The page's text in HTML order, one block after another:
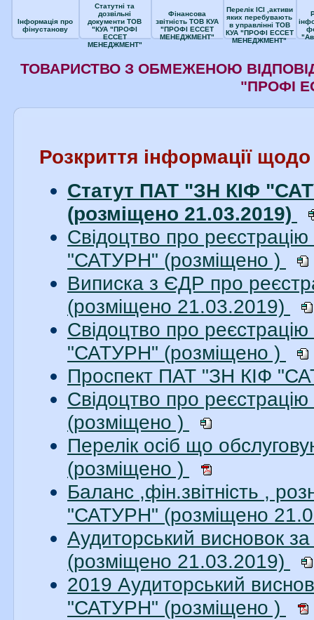
Інформація про
фінустанову
Статутні та
дозвільні
документи ТОВ
"КУА "ПРОФІ
ЕССЕТ
МЕНЕДЖМЕНТ"
Фінансова
звітність ТОВ КУА
"ПРОФІ ЕССЕТ
МЕНЕДЖМЕНТ"
Перелік ІСІ ,активи
яких перебувають
в управлінні ТОВ
КУА "ПРОФІ ЕССЕТ
МЕНЕДЖМЕНТ"
ТОВАРИСТВО З ОБМЕЖЕНОЮ
"ПРОФІ
Розкриття інформації
Статут ПАТ "ЗН КІФ
(розміщено 21.03.2019)
Свідоцтво про
"САТУРН" (розміщено )
Виписка з ЄДР про
(розміщено 21.03.2019)
Свідоцтво про
"САТУРН" (розміщено )
Проспект ПАТ "ЗН КІФ
Свідоцтво про
(розміщено )
Перелік осіб що
(розміщено )
Баланс ,фін.звітність ,
"САТУРН" (розміщено
Аудиторський висновок
(розміщено 21.03.2019)
2019 Аудиторський
"САТУРН" (розміщено )